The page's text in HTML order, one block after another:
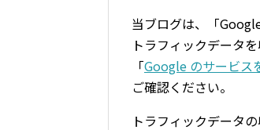
当ブログは、「
トラフィックデータ
「Google のサービス
ご確認ください。
トラフィックデータ